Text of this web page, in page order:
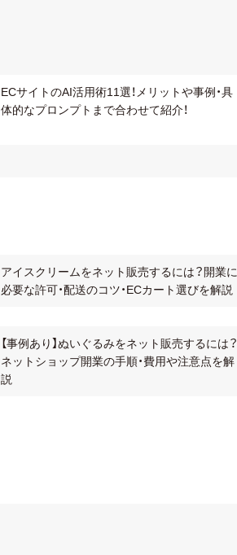
ECサイトのAI活用術11選！メリットや事例・具
体的なプロンプトまで合わせて紹介！
アイスクリームをネット販売するには？開業に
必要な許可・配送のコツ・ECカート選びを解説
【事例あり】ぬいぐるみをネット販売するには？
ネットショップ開業の手順・費用や注意点を解
説